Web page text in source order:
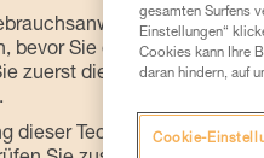
der
bevor Sie diesen zu Rate
zuerst die in der
dieser Techniken setzt
gesamten Surfens
Einstellungen“
Cookies kann Ihre
daran hindern, auf
Cookie-